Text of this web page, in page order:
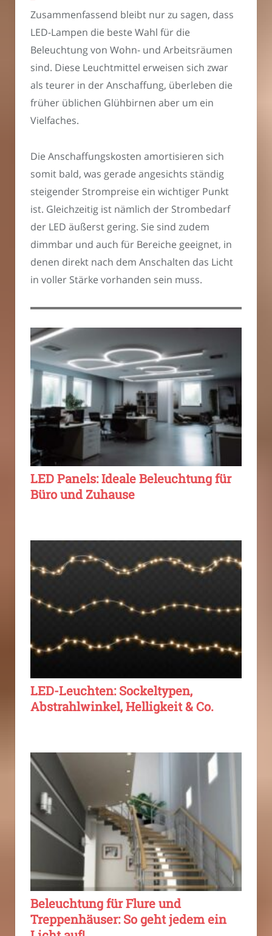
Zusammenfassend bleibt nur zu sagen, dass
LED-Lampen die beste Wahl für die
Beleuchtung von Wohn- und Arbeitsräumen
sind. Diese Leuchtmittel erweisen sich zwar
als teurer in der Anschaffung, überleben die
früher üblichen Glühbirnen aber um ein
Vielfaches.
Die Anschaffungskosten amortisieren sich
somit bald, was gerade angesichts ständig
steigender Strompreise ein wichtiger Punkt
ist. Gleichzeitig ist nämlich der Strombedarf
der LED äußerst gering. Sie sind zudem
dimmbar und auch für Bereiche geeignet, in
denen direkt nach dem Anschalten das Licht
in voller Stärke vorhanden sein muss.
LED Panels: Ideale Beleuchtung für
Büro und Zuhause
LED-Leuchten: Sockeltypen,
Abstrahlwinkel, Helligkeit & Co.
Beleuchtung für Flure und
Treppenhäuser: So geht jedem ein